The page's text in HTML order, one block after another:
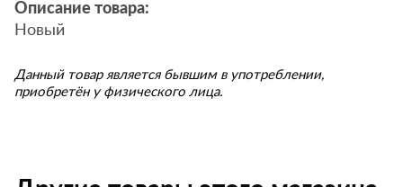
Описание товара:
Новый
Данный товар является бывшим в употреблении,
приобретён у физического лица.